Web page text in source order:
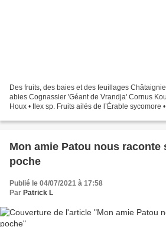
Des fruits, des baies et des feuillages
abies Cognassier 'Géant de Vrandja' Cornus
Houx • Ilex sp. Fruits ailés de l’Érable sycomore
Mon amie Patou nous raconte
poche
Publié le 04/07/2021 à 17:58
Par Patrick L